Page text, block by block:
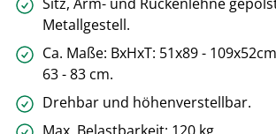
Metallgestell.
Ca. Maße: BxHxT: 51x89 -
63 - 83 cm.
Drehbar und höhenverstellbar.